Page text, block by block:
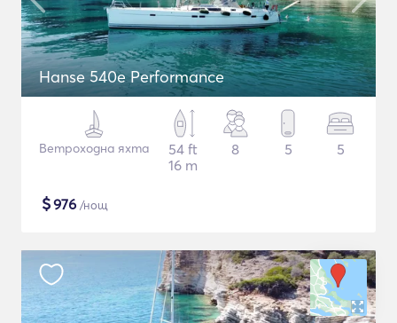
Hanse 540e Performance
Ветроходна яхта
54 ft
16 m
8 5 5
$976 /нощ